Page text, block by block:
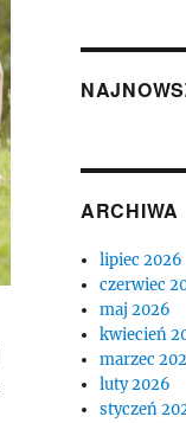
ARCHIWA
lipiec 2026
czerwiec
maj 2026
kwiecień
marzec
luty 2026
styczeń